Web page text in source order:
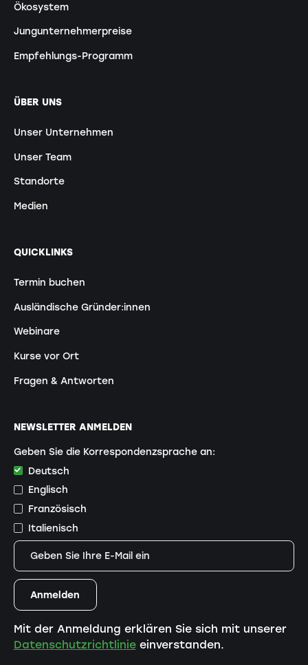
Ökosystem
Jungunternehmerpreise
Empfehlungs-Programm
ÜBER UNS
Unser Unternehmen
Unser Team
Standorte
Medien
QUICKLINKS
Termin buchen
Ausländische Gründer:innen
Webinare
Kurse vor Ort
Fragen & Antworten
NEWSLETTER ANMELDEN
Geben Sie die Korrespondenzsprache an:
Deutsch
Englisch
Französisch
Italienisch
Mit der Anmeldung erklären Sie sich mit unserer
Datenschutzrichtlinieeinverstanden.